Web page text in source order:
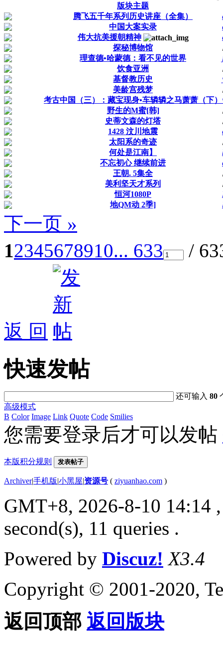
版块主题
腾飞五千年系列历史讲座（全集）
中国大案实录
伟大抗美援朝精神
探秘博物馆
理查德•哈蒙德：看不见的世界
饮食亚洲
基督教历史
美龄宫残梦
考古中国（三）：藏宝现身•车辚辚之马萧萧（下）
野生的M蜜[韩]
史蒂文森的灯塔
1428 汶川地震
太阳系的奇迹
何处是江南】
不忘初心 继续前进
王朝. 5集全
美利坚天才系列
恒河1080P
地QM动 2季]
下一页 »
12345678910... 633 /
返 回
快速发帖
还可输入80
高级模式
B Color Image Link Quote Code Smilies
您需要登录后才可以发帖
本版积分规则 发表帖子
Archiver|手机版|小黑屋|资源号 ( ziyuanhao.com )
GMT+8, 2026-8-10 14:14
second(s), 11 queries .
Powered by Discuz! X3.4
Copyright © 2001-2020,
返回顶部 返回版块